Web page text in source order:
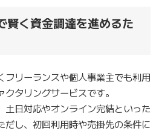
賢く資金調達を進めるた
フリーランスや個人事業主でも利用
タリングサービスです。
土日対応やオンライン完結といった
だし、初回利用時や売掛先の条件に